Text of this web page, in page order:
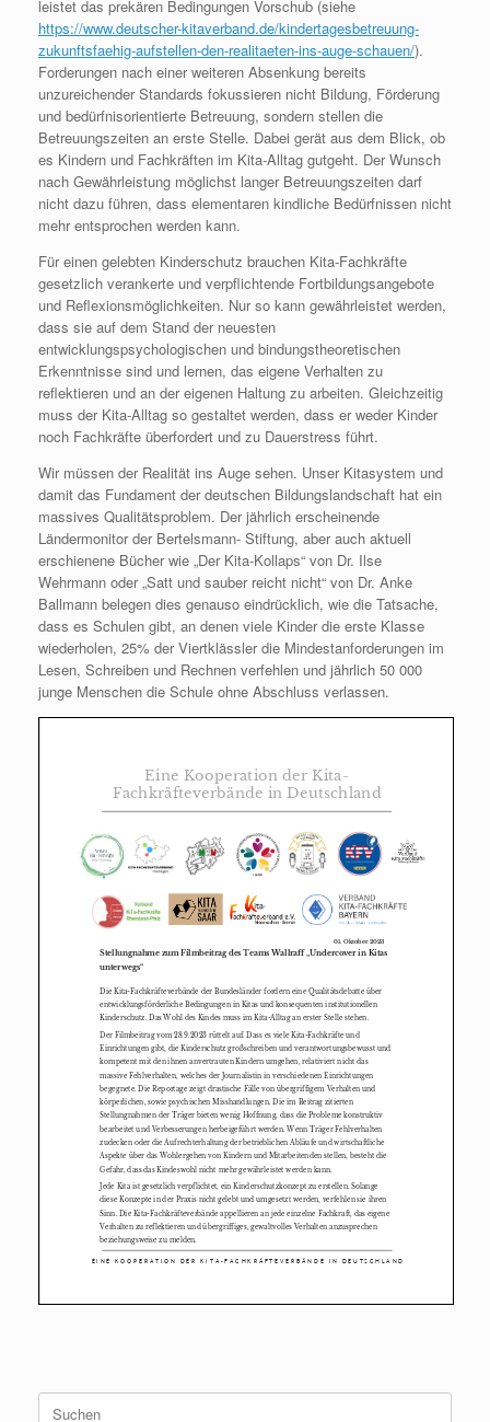
leistet das prekären Bedingungen Vorschub (siehe
https://www.deutscher-kitaverband.de/kindertagesbetreuung-
zukunftsfaehig-aufstellen-den-realitaeten-ins-auge-schauen/).
Forderungen nach einer weiteren Absenkung bereits
unzureichender Standards fokussieren nicht Bildung, Förderung
und bedürfnisorientierte Betreuung, sondern stellen die
Betreuungszeiten an erste Stelle. Dabei gerät aus dem Blick, ob
es Kindern und Fachkräften im Kita-Alltag gutgeht. Der Wunsch
nach Gewährleistung möglichst langer Betreuungszeiten darf
nicht dazu führen, dass elementaren kindliche Bedürfnissen nicht
mehr entsprochen werden kann.
Für einen gelebten Kinderschutz brauchen Kita-Fachkräfte
gesetzlich verankerte und verpflichtende Fortbildungsangebote
und Reflexionsmöglichkeiten. Nur so kann gewährleistet werden,
dass sie auf dem Stand der neuesten
entwicklungspsychologischen und bindungstheoretischen
Erkenntnisse sind und lernen, das eigene Verhalten zu
reflektieren und an der eigenen Haltung zu arbeiten. Gleichzeitig
muss der Kita-Alltag so gestaltet werden, dass er weder Kinder
noch Fachkräfte überfordert und zu Dauerstress führt.
Wir müssen der Realität ins Auge sehen. Unser Kitasystem und
damit das Fundament der deutschen Bildungslandschaft hat ein
massives Qualitätsproblem. Der jährlich erscheinende
Ländermonitor der Bertelsmann- Stiftung, aber auch aktuell
erschienene Bücher wie „Der Kita-Kollaps“ von Dr. Ilse
Wehrmann oder „Satt und sauber reicht nicht“ von Dr. Anke
Ballmann belegen dies genauso eindrücklich, wie die Tatsache,
dass es Schulen gibt, an denen viele Kinder die erste Klasse
wiederholen, 25% der Viertklässler die Mindestanforderungen im
Lesen, Schreiben und Rechnen verfehlen und jährlich 50 000
junge Menschen die Schule ohne Abschluss verlassen.